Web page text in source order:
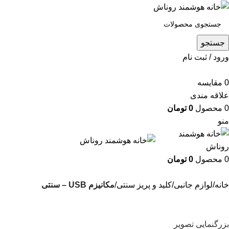
جستجو
ورود / ثبت نام
0 مقایسه
علاقه مندی
0 محصول 0 تومان
منو
0 محصول 0 تومان
خانه لوازم جانبی کلید و پریز سنتی مکانیزم USB – سنتی
بزرگنمایی تصویر